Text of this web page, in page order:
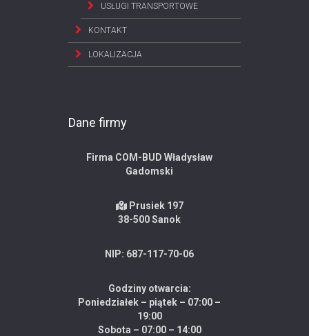
USŁUGI TRANSPORTOWE
KONTAKT
LOKALIZACJA
Dane firmy
Firma COM-BUD Władysław
Gadomski
Prusiek 197
38-500 Sanok
NIP: 687-117-70-06
Godziny otwarcia:
Poniedziałek – piątek – 07:00 –
19:00
Sobota – 07:00 – 14:00